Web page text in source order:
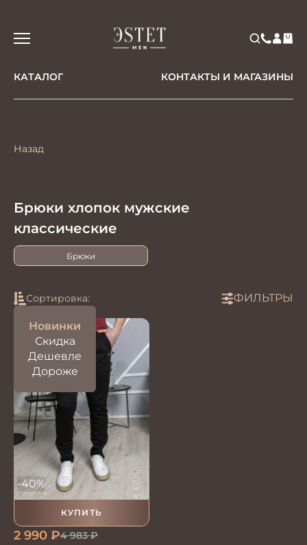
КАТАЛОГ КОНТАКТЫ И МАГАЗИНЫ
Назад
Брюки хлопок мужские
классические
Брюки
Сортировка:
Новинки
Скидка
Дешевле
Дороже
ФИЛЬТРЫ
КУПИТЬ
-40%
2 990 ₽4 983₽